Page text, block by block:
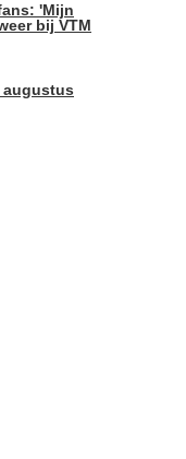
'Mijn
bij VTM
augustus